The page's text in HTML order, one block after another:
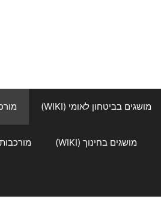
מושגים בביטחון לאומי (WIKI)
מושגים בחינוך (WIKI)